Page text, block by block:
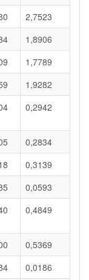
2,7523
1,8906
1,7789
1,9282
0,2942
0,2834
0,3139
0,0593
0,4849
0,5369
0,0186